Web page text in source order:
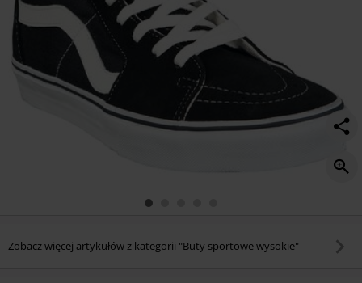
Zobacz więcej artykułów z kategorii "Buty sportowe wysokie"